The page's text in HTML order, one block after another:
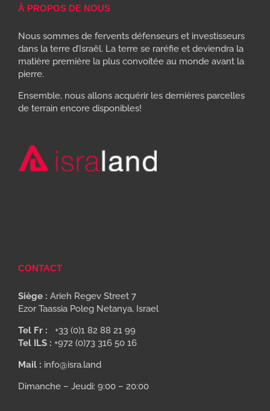
À PROPOS DE NOUS
Nous sommes de fervents défenseurs et investisseurs
dans la terre d’Israël. La terre se raréfie et deviendra la
matière première la plus convoitée au monde avant la
pierre.
Ensemble, nous allons acquérir les dernières parcelles
de terrain encore disponibles!
CONTACT
Siège : Arieh Regev Street 7
Ezor Taassia Poleg Netanya, Israel
Tel Fr : +33 (0)1 82 88 21 99
Tel ILS : +972 (0)73 316 50 16
Mail : info@isra.land
Dimanche – Jeudi: 9:00 – 20:00